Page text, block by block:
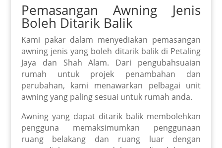
Pemasangan Awning Jenis
Boleh Ditarik Balik
Kami pakar dalam menyediakan pemasangan
awning jenis yang boleh ditarik balik di Petaling
Jaya dan Shah Alam. Dari pengubahsuaian
rumah untuk projek penambahan dan
perubahan, kami menawarkan pelbagai unit
awning yang paling sesuai untuk rumah anda.
Awning yang dapat ditarik balik membolehkan
pengguna memaksimumkan penggunaan
ruang belakang dan ruang luar dengan